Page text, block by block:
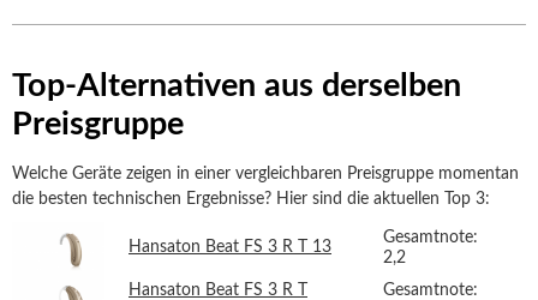
Top-Alternativen aus derselben
Preisgruppe
Welche Geräte zeigen in einer vergleichbaren Preisgruppe momentan
die besten technischen Ergebnisse? Hier sind die aktuellen Top 3:
Hansaton Beat FS 3 R T 13
Gesamtnote:
2,2
Hansaton Beat FS 3 R T
Gesamtnote: